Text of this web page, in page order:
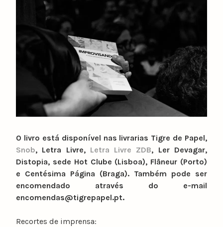
O livro está disponível nas livrarias Tigre de Papel,
Snob, Letra Livre, Letra Livre ZDB, Ler Devagar,
Distopia, sede Hot Clube (Lisboa), Flâneur (Porto)
e Centésima Página (Braga). Também pode ser
encomendado através do e-mail
encomendas@tigrepapel.pt.
Recortes de imprensa: